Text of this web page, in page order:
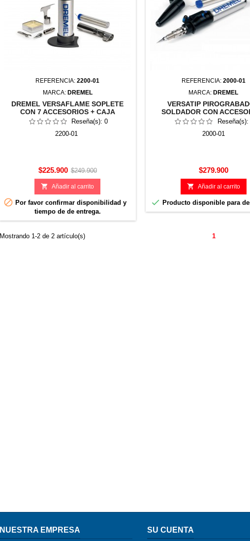
REFERENCIA:2200-01
MARCA: DREMEL
DREMEL VERSAFLAME SOPLETE
CON 7 ACCESORIOS + CAJA
METALICAReseña(s):0
2200-01
Precio
$225.900 Precio
base
$249.900
 Añadir al carrito
 Por favor confirmar disponibilidad y
tiempo de de entrega.
REFERENCIA: 2000-01
MARCA:DREMEL
VERSATIP
SOLDADOR CON
DREMEL 2000-01
Reseña(s):
2000-01
Precio
$279.900
 Añadir al carrito
 Producto disponible para
Mostrando 1-2 de 2 artículo(s) 1
NUESTRA EMPRESA SU CUENTA